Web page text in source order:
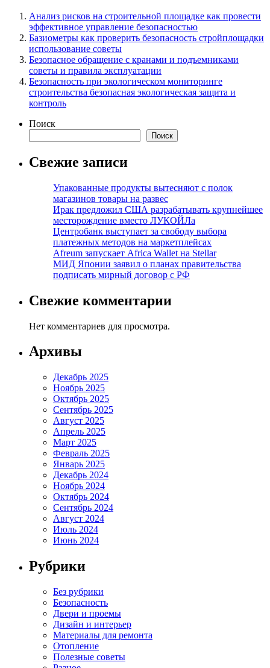
Анализ рисков на строительной площадке как провести
эффективное управление безопасностью
Базиометры как проверить безопасность стройплощадки
использование советы
Безопасное обращение с кранами и подъемниками
советы и правила эксплуатации
Безопасность при экологическом мониторинге
строительства безопасная экологическая защита и
контроль
Поиск
Поиск
Свежие записи
Упакованные продукты вытесняют с полок
магазинов товары на развес
Ирак предложил США разрабатывать крупнейшее
месторождение вместо ЛУКОЙЛа
Центробанк выступает за свободу выбора
платежных методов на маркетплейсах
Afreum запускает Africa Wallet на Stellar
МИД Японии заявил о планах правительства
подписать мирный договор с РФ
Свежие комментарии
Нет комментариев для просмотра.
Архивы
Декабрь 2025
Ноябрь 2025
Октябрь 2025
Сентябрь 2025
Август 2025
Апрель 2025
Март 2025
Февраль 2025
Январь 2025
Декабрь 2024
Ноябрь 2024
Октябрь 2024
Сентябрь 2024
Август 2024
Июль 2024
Июнь 2024
Рубрики
Без рубрики
Безопасность
Двери и проемы
Дизайн и интерьер
Материалы для ремонта
Отопление
Полезные советы